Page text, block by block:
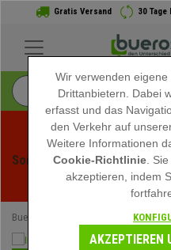
Gratis Versand 30
Sommerschlussverauf bei
für kurze Zeit
Buerostuhlpro
Wir verwenden
Drittanbietern. Dabei
erfasst und das
den Verkehr auf
Weitere Informationen
Cookie-Richtlinie .
akzeptieren, indem
AKZEPTIEREN